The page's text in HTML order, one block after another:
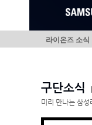
라이온즈 소식
구단소식
미리 만나는 삼성